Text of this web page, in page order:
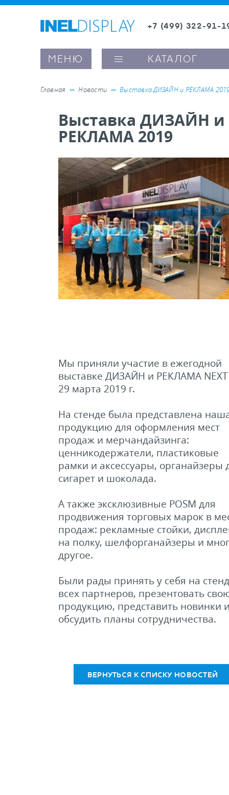
+7 (499) 322-91-
МЕНЮ КАТАЛОГ
ценникодержатели
вывесок и шелфтокеры
оборудование, комплектующие
рамки и аксессуары
конструкции из алюминиевого
Главная Новости Выставка ДИЗАЙН и РЕКЛАМА
Выставка ДИЗАЙН и
РЕКЛАМА 2019
Мы приняли участие в ежегодной
выставке ДИЗАЙН и РЕКЛАМА
29 марта 2019 г.
На стенде была представлена
продукцию для оформления мест
продаж и мерчандайзинга:
ценникодержатели, пластиковые
рамки и аксессуары, органайзеры
сигарет и шоколада.
А также эксклюзивные POSM для
продвижения торговых марок в
продаж: рекламные стойки,
на полку, шелфорганайзеры и
другое.
Были рады принять у себя на
всех партнеров, презентовать
продукцию, представить новинки
обсудить планы сотрудничества.
ВЕРНУТЬСЯ К СПИСКУ НОВОСТЕЙ